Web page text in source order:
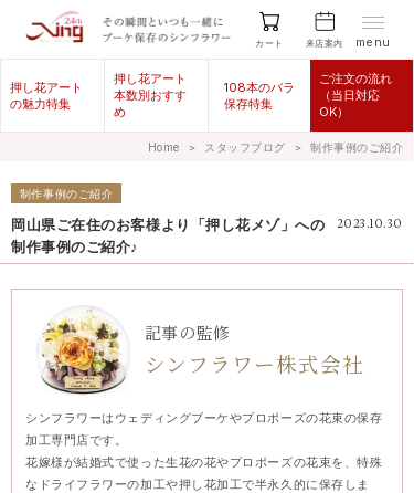
カート 来店案内 menu
押し花アート
の魅力特集
押し花アート
本数別おすす
め
108本のバラ
保存特集
ご注文の流れ
（当日対応
OK）
Home ＞ スタッフブログ ＞ 制作事例のご紹介
制作事例のご紹介
2023.10.30
岡山県ご在住のお客様より「押し花メゾ」への
制作事例のご紹介♪
記事の監修
シンフラワー株式会社
シンフラワーはウェディングブーケやプロポーズの花束の保存
加工専門店です。
花嫁様が結婚式で使った生花の花やプロポーズの花束を、特殊
なドライフラワーの加工や押し花加工で半永久的に保存しま